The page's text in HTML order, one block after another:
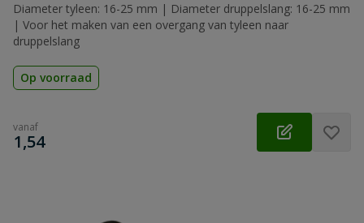
Diameter tyleen: 16-25 mm | Diameter druppelslang: 16-25 mm
| Voor het maken van een overgang van tyleen naar
druppelslang
Op voorraad
vanaf
€
1,54